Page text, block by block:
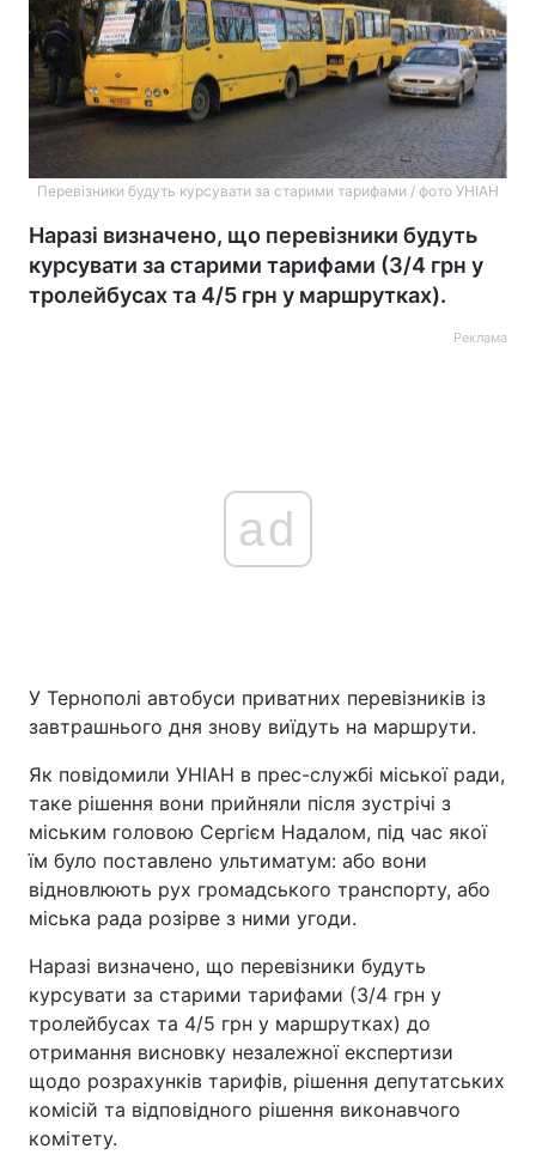
Перевізники будуть курсувати за старими тарифами / фото УНІАН
Наразі визначено, що перевізники будуть
курсувати за старими тарифами (3/4 грн у
тролейбусах та 4/5 грн у маршрутках).
Реклама
ad
У Тернополі автобуси приватних перевізників із
завтрашнього дня знову виїдуть на маршрути.
Як повідомили УНІАН в прес-службі міської ради,
таке рішення вони прийняли після зустрічі з
міським головою Сергієм Надалом, під час якої
їм було поставлено ультиматум: або вони
відновлюють рух громадського транспорту, або
міська рада розірве з ними угоди.
Наразі визначено, що перевізники будуть
курсувати за старими тарифами (3/4 грн у
тролейбусах та 4/5 грн у маршрутках) до
отримання висновку незалежної експертизи
щодо розрахунків тарифів, рішення депутатських
комісій та відповідного рішення виконавчого
комітету.